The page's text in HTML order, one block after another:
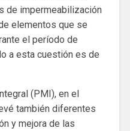
de impermeabilización
elementos que se
el período de
a esta cuestión es de
(PMI), en el
también diferentes
y mejora de las